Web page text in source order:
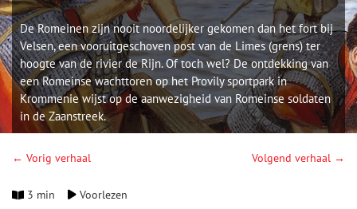
De Romeinen zijn nooit noordelijker gekomen dan het fort bij
Velsen, een vooruitgeschoven post van de Limes (grens) ter
hoogte van de rivier de Rijn. Of toch wel? De ontdekking van
een Romeinse wachttoren op het Provily sportpark in
Krommenie wijst op de aanwezigheid van Romeinse soldaten
in de Zaanstreek.
← Vorig verhaal Volgend verhaal →
3 min Voorlezen